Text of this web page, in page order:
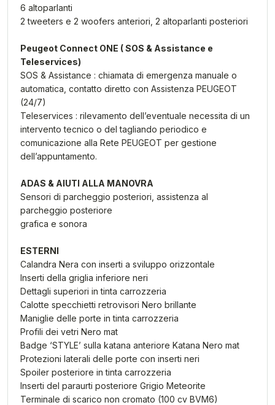
6 altoparlanti
2 tweeters e 2 woofers anteriori, 2 altoparlanti posteriori
Peugeot Connect ONE ( SOS & Assistance e
Teleservices)
SOS & Assistance : chiamata di emergenza manuale o
automatica, contatto diretto con Assistenza PEUGEOT
(24/7)
Teleservices : rilevamento dell’eventuale necessita di un
intervento tecnico o del tagliando periodico e
comunicazione alla Rete PEUGEOT per gestione
dell’appuntamento.
ADAS & AIUTI ALLA MANOVRA
Sensori di parcheggio posteriori, assistenza al
parcheggio posteriore
grafica e sonora
ESTERNI
Calandra Nera con inserti a sviluppo orizzontale
Inserti della griglia inferiore neri
Dettagli superiori in tinta carrozzeria
Calotte specchietti retrovisori Nero brillante
Maniglie delle porte in tinta carrozzeria
Profili dei vetri Nero mat
Badge ‘STYLE’ sulla katana anteriore Katana Nero mat
Protezioni laterali delle porte con inserti neri
Spoiler posteriore in tinta carrozzeria
Inserti del paraurti posteriore Grigio Meteorite
Terminale di scarico non cromato (100 cv BVM6)